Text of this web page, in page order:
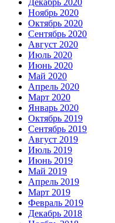
Ноябрь 2020
Октябрь 2020
Сентябрь 2020
Август 2020
Июль 2020
Июнь 2020
Май 2020
Апрель 2020
Март 2020
Январь 2020
Октябрь 2019
Сентябрь 2019
Август 2019
Июль 2019
Июнь 2019
Май 2019
Апрель 2019
Март 2019
Февраль 2019
Декабрь 2018